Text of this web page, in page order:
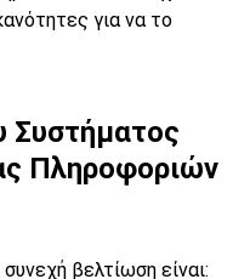
για να το
Συστήματος
Πληροφοριών
βελτίωση είναι: